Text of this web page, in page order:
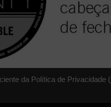
da Política de Privacidade (